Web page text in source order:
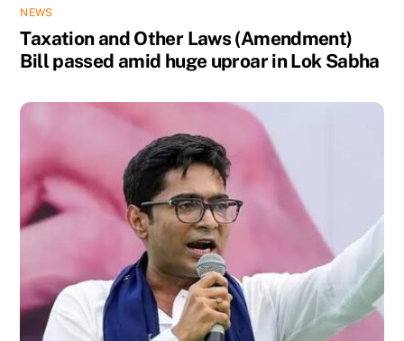
NEWS
Taxation and Other Laws (Amendment)
Bill passed amid huge uproar in Lok Sabha